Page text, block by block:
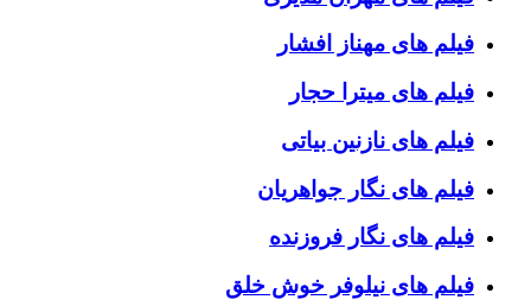
فیلم های مهناز افشار
فیلم های میترا حجار
فیلم های نازنین بیاتی
فیلم های نگار جواهریان
فیلم های نگار فروزنده
فیلم های نیلوفر خوش خلق